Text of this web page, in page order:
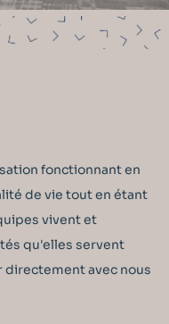
fonctionnant en
de vie tout en étant
vivent et
qu'elles servent
directement avec nous